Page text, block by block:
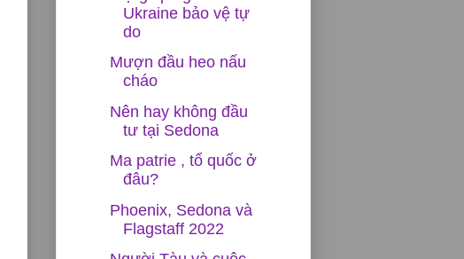
Ukraine bảo vệ tự
do
Mượn đầu heo nấu
cháo
Nên hay không đầu
tư tại Sedona
Ma patrie , tổ quốc ở
đâu?
Phoenix, Sedona và
Flagstaff 2022